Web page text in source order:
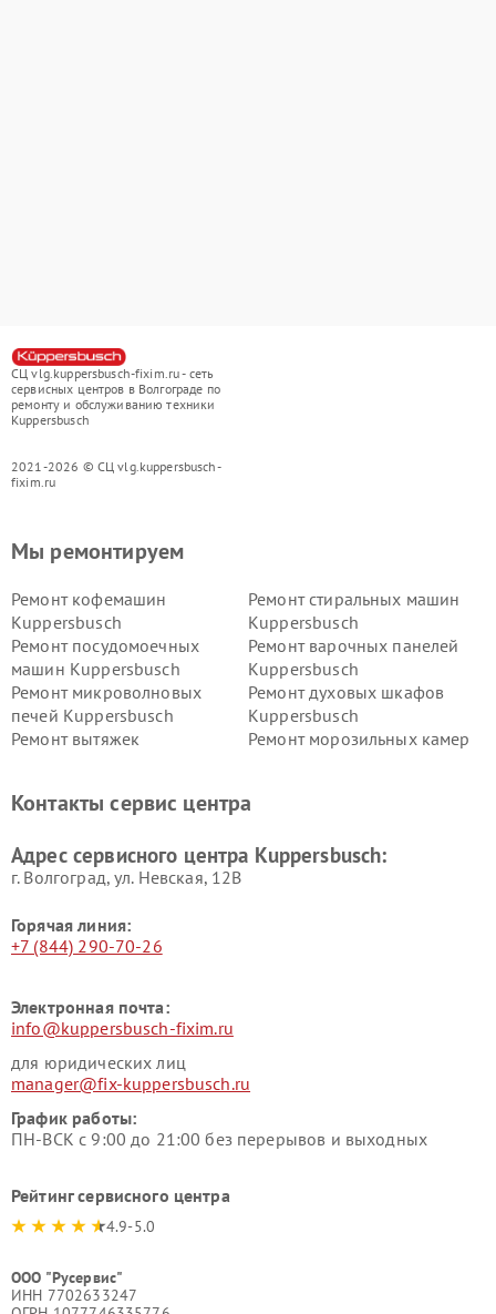
СЦ vlg.kuppersbusch-fixim.ru - сеть
сервисных центров в Волгограде по
ремонту и обслуживанию техники
Kuppersbusch
2021-2026 © СЦ vlg.kuppersbusch-
fixim.ru
Мы ремонтируем
Ремонт кофемашин
Kuppersbusch
Ремонт стиральных машин
Kuppersbusch
Ремонт посудомоечных
машин Kuppersbusch
Ремонт варочных панелей
Kuppersbusch
Ремонт микроволновых
печей Kuppersbusch
Ремонт духовых шкафов
Kuppersbusch
Ремонт вытяжек
Ремонт морозильных камер
Kuppersbusch
вакуумных упаковщиков
Ремонт сушильных машин Kuppersbusch
Контакты сервис центра
Адрес сервисного центра Kuppersbusch:
г. Волгоград, ул. Невская, 12В
Горячая линия:
+7 (844) 290-70-26
Электронная почта:
info@kuppersbusch-fixim.ru
для юридических лиц
manager@fix-kuppersbusch.ru
График работы:
ПН-ВСК с 9:00 до 21:00 без перерывов и выходных
Рейтинг сервисного центра
4.9-5.0
ООО "Русервис"
ИНН 7702633247